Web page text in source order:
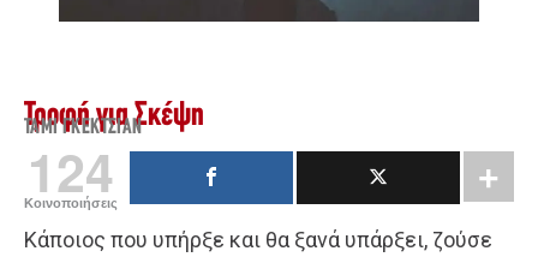
Τροφή για Σκέψη
ΤΆΜΙ ΓΚΕΚΤΣΙΆΝ
124
Κοινοποιήσεις
Κάποιος που υπήρξε και θα ξανά υπάρξει, ζούσε